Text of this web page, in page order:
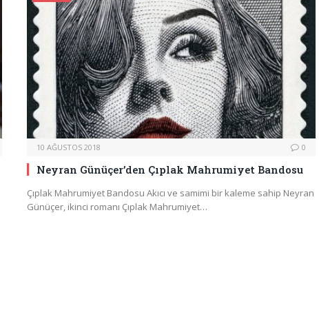
10 AĞUSTOS 2018 0
Neyran Günüçer’den Çıplak Mahrumiyet Bandosu
Çıplak Mahrumiyet Bandosu Akıcı ve samimi bir kaleme sahip Neyran
Günüçer, ikinci romanı Çıplak Mahrumiyet…